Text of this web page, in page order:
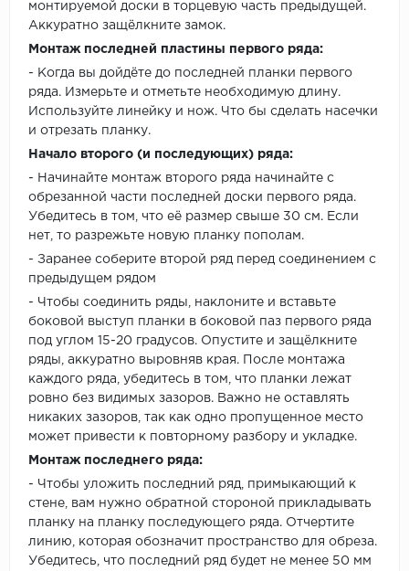
монтируемой доски в торцевую часть предыдущей.
Аккуратно защёлкните замок.
Монтаж последней пластины первого ряда:
- Когда вы дойдёте до последней планки первого
ряда. Измерьте и отметьте необходимую длину.
Используйте линейку и нож. Что бы сделать насечки
и отрезать планку.
Начало второго (и последующих) ряда:
- Начинайте монтаж второго ряда начинайте с
обрезанной части последней доски первого ряда.
Убедитесь в том, что её размер свыше 30 см. Если
нет, то разрежьте новую планку пополам.
- Заранее соберите второй ряд перед соединением с
предыдущем рядом
- Чтобы соединить ряды, наклоните и вставьте
боковой выступ планки в боковой паз первого ряда
под углом 15-20 градусов. Опустите и защёлкните
ряды, аккуратно выровняв края. После монтажа
каждого ряда, убедитесь в том, что планки лежат
ровно без видимых зазоров. Важно не оставлять
никаких зазоров, так как одно пропущенное место
может привести к повторному разбору и укладке.
Монтаж последнего ряда:
- Чтобы уложить последний ряд, примыкающий к
стене, вам нужно обратной стороной прикладывать
планку на планку последующего ряда. Отчертите
линию, которая обозначит пространство для обреза.
Убедитесь, что последний ряд будет не менее 50 мм